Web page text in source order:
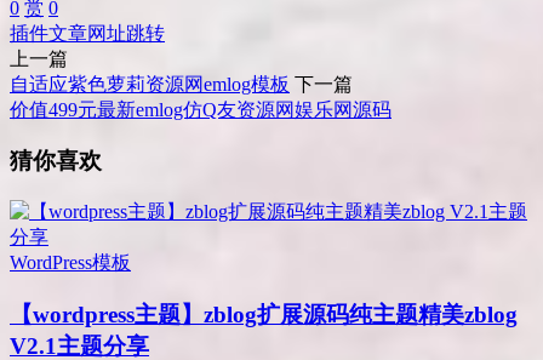
0 赏 0
插件文章网址跳转
上一篇
自适应紫色萝莉资源网emlog模板 下一篇
价值499元最新emlog仿Q友资源网娱乐网源码
猜你喜欢
WordPress模板
【wordpress主题】zblog扩展源码纯主题精美zblog
V2.1主题分享